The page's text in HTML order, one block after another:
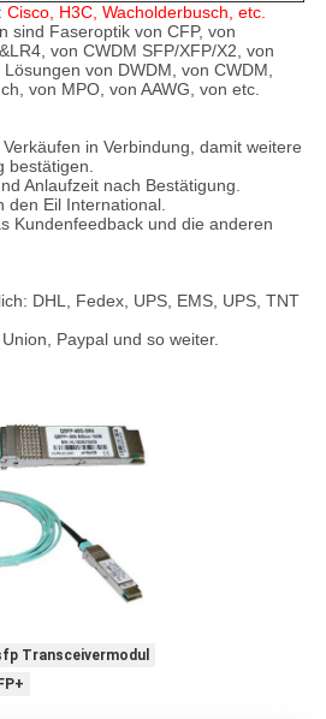
Cisco, H3C, Wacholderbusch, etc.
sind Faseroptik von CFP, von
von CWDM SFP/XFP/X2, von
von DWDM, von CWDM,
von MPO, von AAWG, von etc.
in Verbindung, damit weitere
bestätigen.
Anlaufzeit nach Bestätigung.
den Eil International.
Kundenfeedback und die anderen
DHL, Fedex, UPS, EMS, UPS, TNT
Paypal und so weiter.
Transceivermodul